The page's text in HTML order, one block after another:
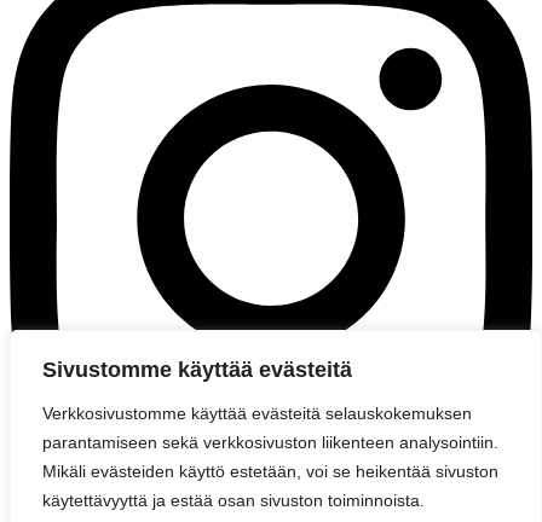
Sivustomme käyttää evästeitä
Verkkosivustomme käyttää evästeitä selauskokemuksen
parantamiseen sekä verkkosivuston liikenteen analysointiin.
Mikäli evästeiden käyttö estetään, voi se heikentää sivuston
käytettävyyttä ja estää osan sivuston toiminnoista.